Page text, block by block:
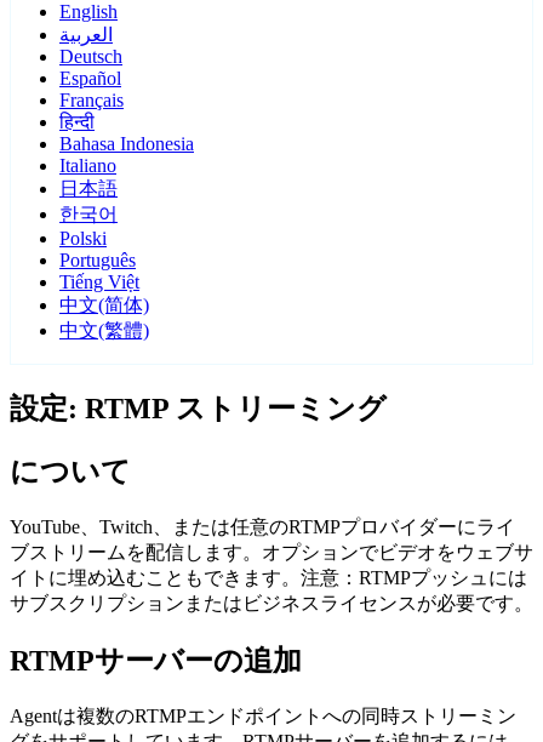
English
العربية
Deutsch
Español
Français
हिन्दी
Bahasa Indonesia
Italiano
日本語
한국어
Polski
Português
Tiếng Việt
中文(简体)
中文(繁體)
設定: RTMP ストリーミング
について
YouTube、Twitch、または任意のRTMPプロバイダーにライ
ブストリームを配信します。オプションでビデオをウェブサ
イトに埋め込むこともできます。注意：RTMPプッシュには
サブスクリプションまたはビジネスライセンスが必要です。
RTMPサーバーの追加
Agentは複数のRTMPエンドポイントへの同時ストリーミン